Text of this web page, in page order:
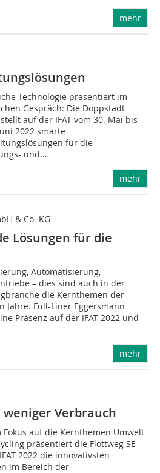
mehr
Technologie präsentiert im
Gespräch: Die Doppstadt
auf der IFAT vom 30. Mai bis
2022 smarte
für die
und...
mehr
& Co. KG
Lösungen für die
Automatisierung,
– dies sind auch in der
die Kernthemen der
Jahre. Full-Liner Eggersmann
Präsenz auf der IFAT 2022 und
mehr
Verbrauch
Fokus auf die Kernthemen Umwelt
präsentiert die Flottweg SE
2022 die innovativsten
im Bereich der